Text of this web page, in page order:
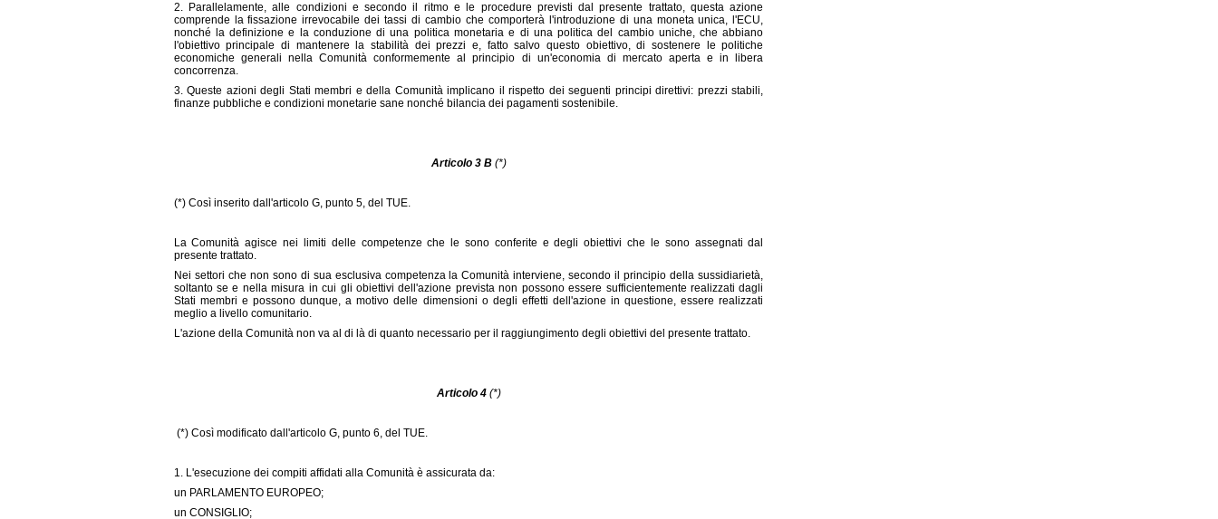
2. Parallelamente, alle condizioni e secondo il ritmo e le procedure previsti dal presente trattato, questa azione
comprende la fissazione irrevocabile dei tassi di cambio che comporterà l'introduzione di una moneta unica, l'ECU,
nonché la definizione e la conduzione di una politica monetaria e di una politica del cambio uniche, che abbiano
l'obiettivo principale di mantenere la stabilità dei prezzi e, fatto salvo questo obiettivo, di sostenere le politiche
economiche generali nella Comunità conformemente al principio di un'economia di mercato aperta e in libera
concorrenza.
3. Queste azioni degli Stati membri e della Comunità implicano il rispetto dei seguenti principi direttivi: prezzi stabili,
finanze pubbliche e condizioni monetarie sane nonché bilancia dei pagamenti sostenibile.
Articolo 3 B(*)
(*) Così inserito dall'articolo G, punto 5, del TUE.
La Comunità agisce nei limiti delle competenze che le sono conferite e degli obiettivi che le sono assegnati dal
presente trattato.
Nei settori che non sono di sua esclusiva competenza la Comunità interviene, secondo il principio della sussidiarietà,
soltanto se e nella misura in cui gli obiettivi dell'azione prevista non possono essere sufficientemente realizzati dagli
Stati membri e possono dunque, a motivo delle dimensioni o degli effetti dell'azione in questione, essere realizzati
meglio a livello comunitario.
L'azione della Comunità non va al di là di quanto necessario per il raggiungimento degli obiettivi del presente trattato.
Articolo 4(*)
(*) Così modificato dall'articolo G, punto 6, del TUE.
1. L'esecuzione dei compiti affidati alla Comunità è assicurata da:
un PARLAMENTO EUROPEO;
un CONSIGLIO;